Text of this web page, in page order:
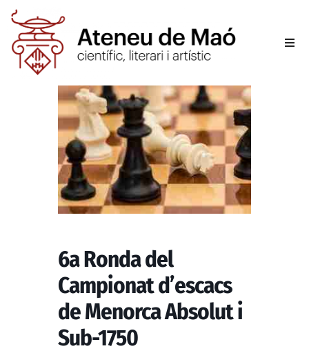
6a Ronda del
Campionat d’escacs
de Menorca Absolut i
Sub-1750